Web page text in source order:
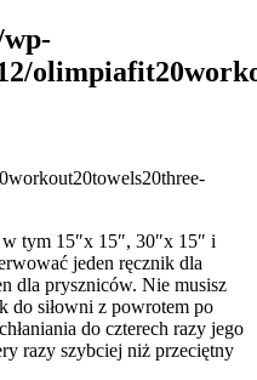
tym 15″x 15″, 30″x 15″ i
jeden ręcznik dla
dla pryszniców. Nie musisz
do siłowni z powrotem po
do czterech razy jego
razy szybciej niż przeciętny